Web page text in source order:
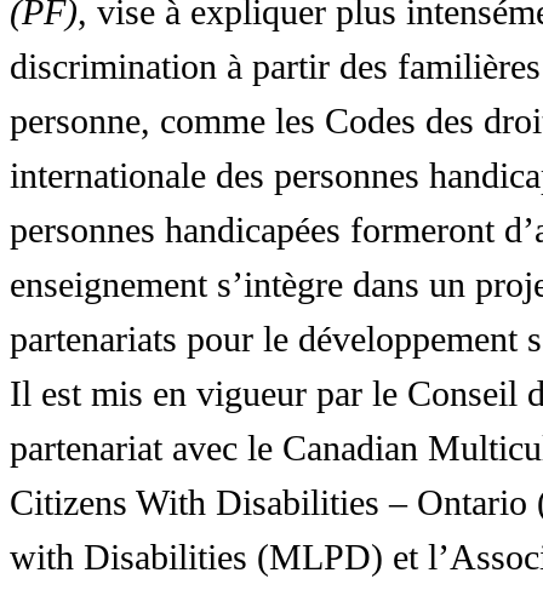
(PF), vise à expliquer plus
discrimination à partir des
personne, comme les Codes des
internationale des personnes
personnes handicapées formeront
enseignement s’intègre dans un
partenariats pour le développement
Il est mis en vigueur par le Conseil
partenariat avec le Canadian
Citizens With Disabilities – Ontario
with Disabilities (MLPD) et